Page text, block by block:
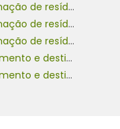
Destinação de resíduos químicos
Destinação de resíduos da construção civil
Destinação de resíduos hospitalares
Tratamento e destinação final de resíduos
Tratamento e destinação final de resíduos sólidos